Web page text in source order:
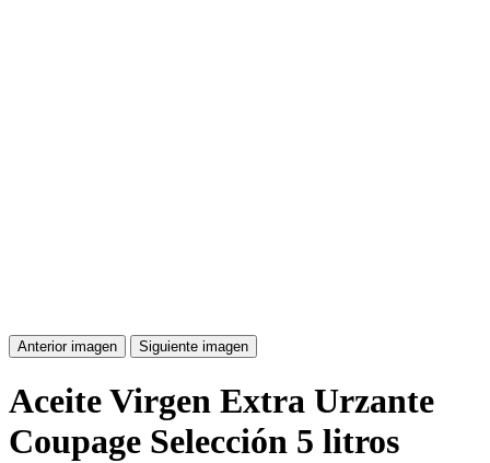
Anterior imagen Siguiente imagen
Aceite Virgen Extra Urzante
Coupage Selección 5 litros